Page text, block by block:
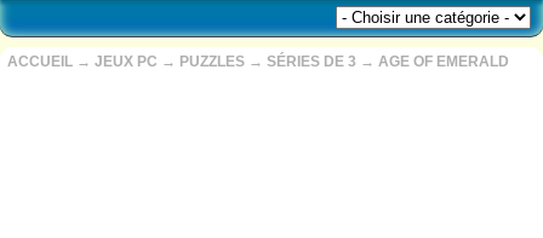
ACCUEIL → JEUX PC → PUZZLES → SÉRIES DE 3 → AGE OF EMERALD